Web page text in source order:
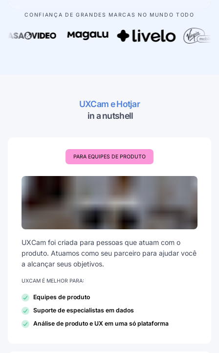
CONFIANÇA DE GRANDES MARCAS NO MUNDO TODO
UXCam e Hotjar
in a nutshell
PARA EQUIPES DE PRODUTO
UXCam foi criada para pessoas que atuam com o
produto. Atuamos como seu parceiro para ajudar você
a alcançar seus objetivos.
UXCAM É MELHOR PARA:
Equipes de produto
Suporte de especialistas em dados
Análise de produto e UX em uma só plataforma